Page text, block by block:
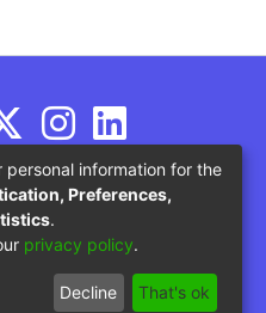
Educación
information for the
Preferences,
.
privacy policy.
Decline That's ok